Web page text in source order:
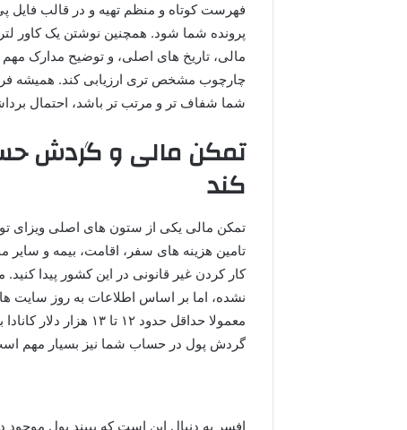
فهرست کوتاه و منظم تهیه و در قالب فایل
پرونده شما شود. همچنین نوشتن یک کاور
مالی، تاریخ های اصلی، و توضیح مدارک
چارچوب مشخص تری ارزیابی کند. همیشه
شما شفاف تر و مرتب تر باشد، احتمال
تمکن مالی و گردش
کند
تمکن مالی یکی از ستون های اصلی ویزای
تامین هزینه های سفر، اقامت، بیمه و سایر
کار کردن غیر قانونی در این کشور پیدا
نشده، اما بر اساس اطلاعات به روز سایت
معمولا حداقل حدود
گردش پول در حساب شما نیز بسیار مهم
افسر به دنبال این است که ببیند پول